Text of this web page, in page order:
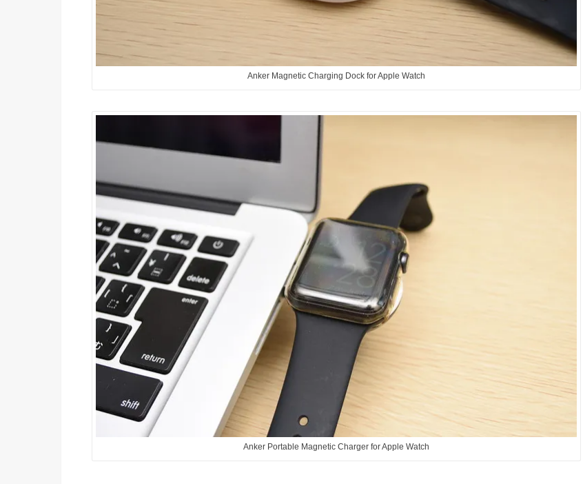
Anker Magnetic Charging Dock for Apple Watch
Anker Portable Magnetic Charger for Apple Watch